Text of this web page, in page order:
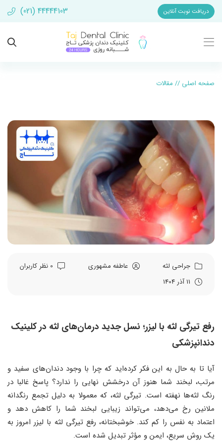
دریافت نوبت آنلاین (021) 44444103
صفحه اصلی // مقالات
جراحی لثه عاطفه مشهوری
رفع تیرگی لثه با لیزر؛ نسل جدید درمان‌های لثه در کلینیک
دندانپزشکی
آیا تا به حال به این فکر کرده‌اید که چرا با وجود دندان‌های سفید و
مرتب، لبخند شما هنوز آن درخشش نهایی را ندارد؟ پاسخ غالبا در
رنگ لثه‌ها نهفته است. تیرگی لثه، که معمولا به دلیل تجمع رنگدانه
ملانین رخ می‌دهد، می‌تواند زیبایی لبخند شما را کاهش دهد و
اعتماد به نفس را کم کند. خوشبختانه، رفع تیرگی لثه با لیزر امروز به
یک روش سریع، ایمن و مؤثر تبدیل شده است.